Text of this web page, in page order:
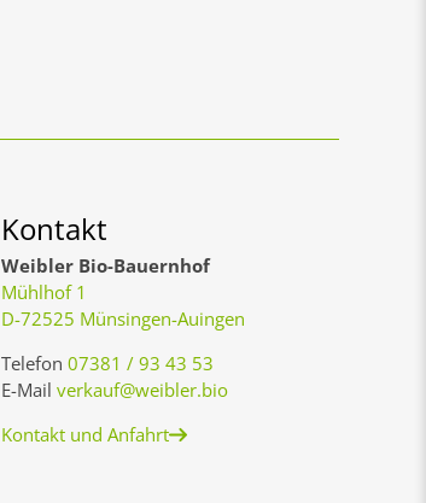
Kontakt
Weibler Bio-Bauernhof
Mühlhof 1
D-72525 Münsingen-Auingen
Telefon 07381 / 93 43 53
E-Mail verkauf@weibler.bio
Kontakt und Anfahrt